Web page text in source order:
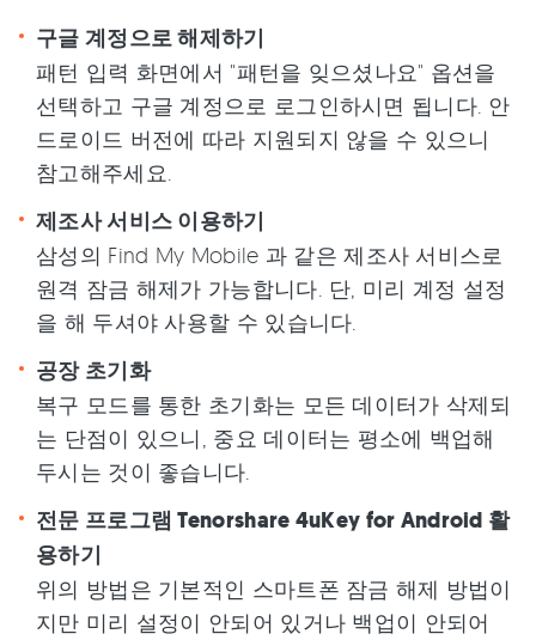
구글 계정으로 해제하기
패턴 입력 화면에서 "패턴을 잊으셨나요" 옵션을
선택하고 구글 계정으로 로그인하시면 됩니다. 안
드로이드 버전에 따라 지원되지 않을 수 있으니
참고해주세요.
제조사 서비스 이용하기
삼성의 Find My Mobile 과 같은 제조사 서비스로
원격 잠금 해제가 가능합니다. 단, 미리 계정 설정
을 해 두셔야 사용할 수 있습니다.
공장 초기화
복구 모드를 통한 초기화는 모든 데이터가 삭제되
는 단점이 있으니, 중요 데이터는 평소에 백업해
두시는 것이 좋습니다.
전문 프로그램 Tenorshare 4uKey for Android 활
용하기
위의 방법은 기본적인 스마트폰 잠금 해제 방법이
지만 미리 설정이 안되어 있거나 백업이 안되어